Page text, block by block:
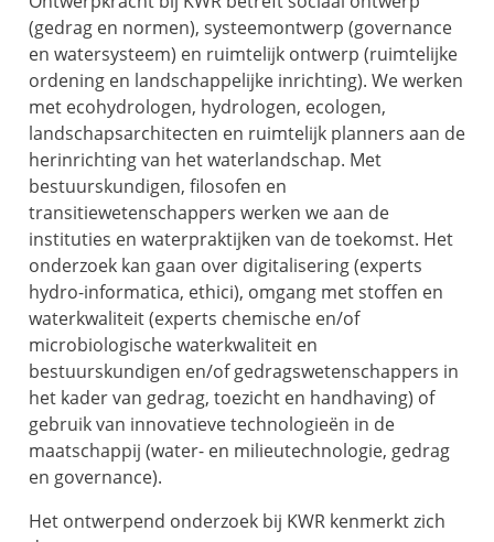
(gedrag en normen), systeemontwerp (governance
en watersysteem) en ruimtelijk ontwerp (ruimtelijke
ordening en landschappelijke inrichting). We werken
met ecohydrologen, hydrologen, ecologen,
landschapsarchitecten en ruimtelijk planners aan de
herinrichting van het waterlandschap. Met
bestuurskundigen, filosofen en
transitiewetenschappers werken we aan de
instituties en waterpraktijken van de toekomst. Het
onderzoek kan gaan over digitalisering (experts
hydro-informatica, ethici), omgang met stoffen en
waterkwaliteit (experts chemische en/of
microbiologische waterkwaliteit en
bestuurskundigen en/of gedragswetenschappers in
het kader van gedrag, toezicht en handhaving) of
gebruik van innovatieve technologieën in de
maatschappij (water- en milieutechnologie, gedrag
en governance).
Het ontwerpend onderzoek bij KWR kenmerkt zich